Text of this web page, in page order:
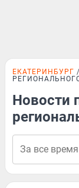
ЕКАТЕРИНБУРГ
Новости